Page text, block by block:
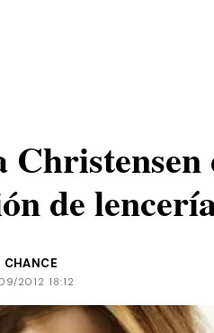
de
CHANCE
2012 18:12